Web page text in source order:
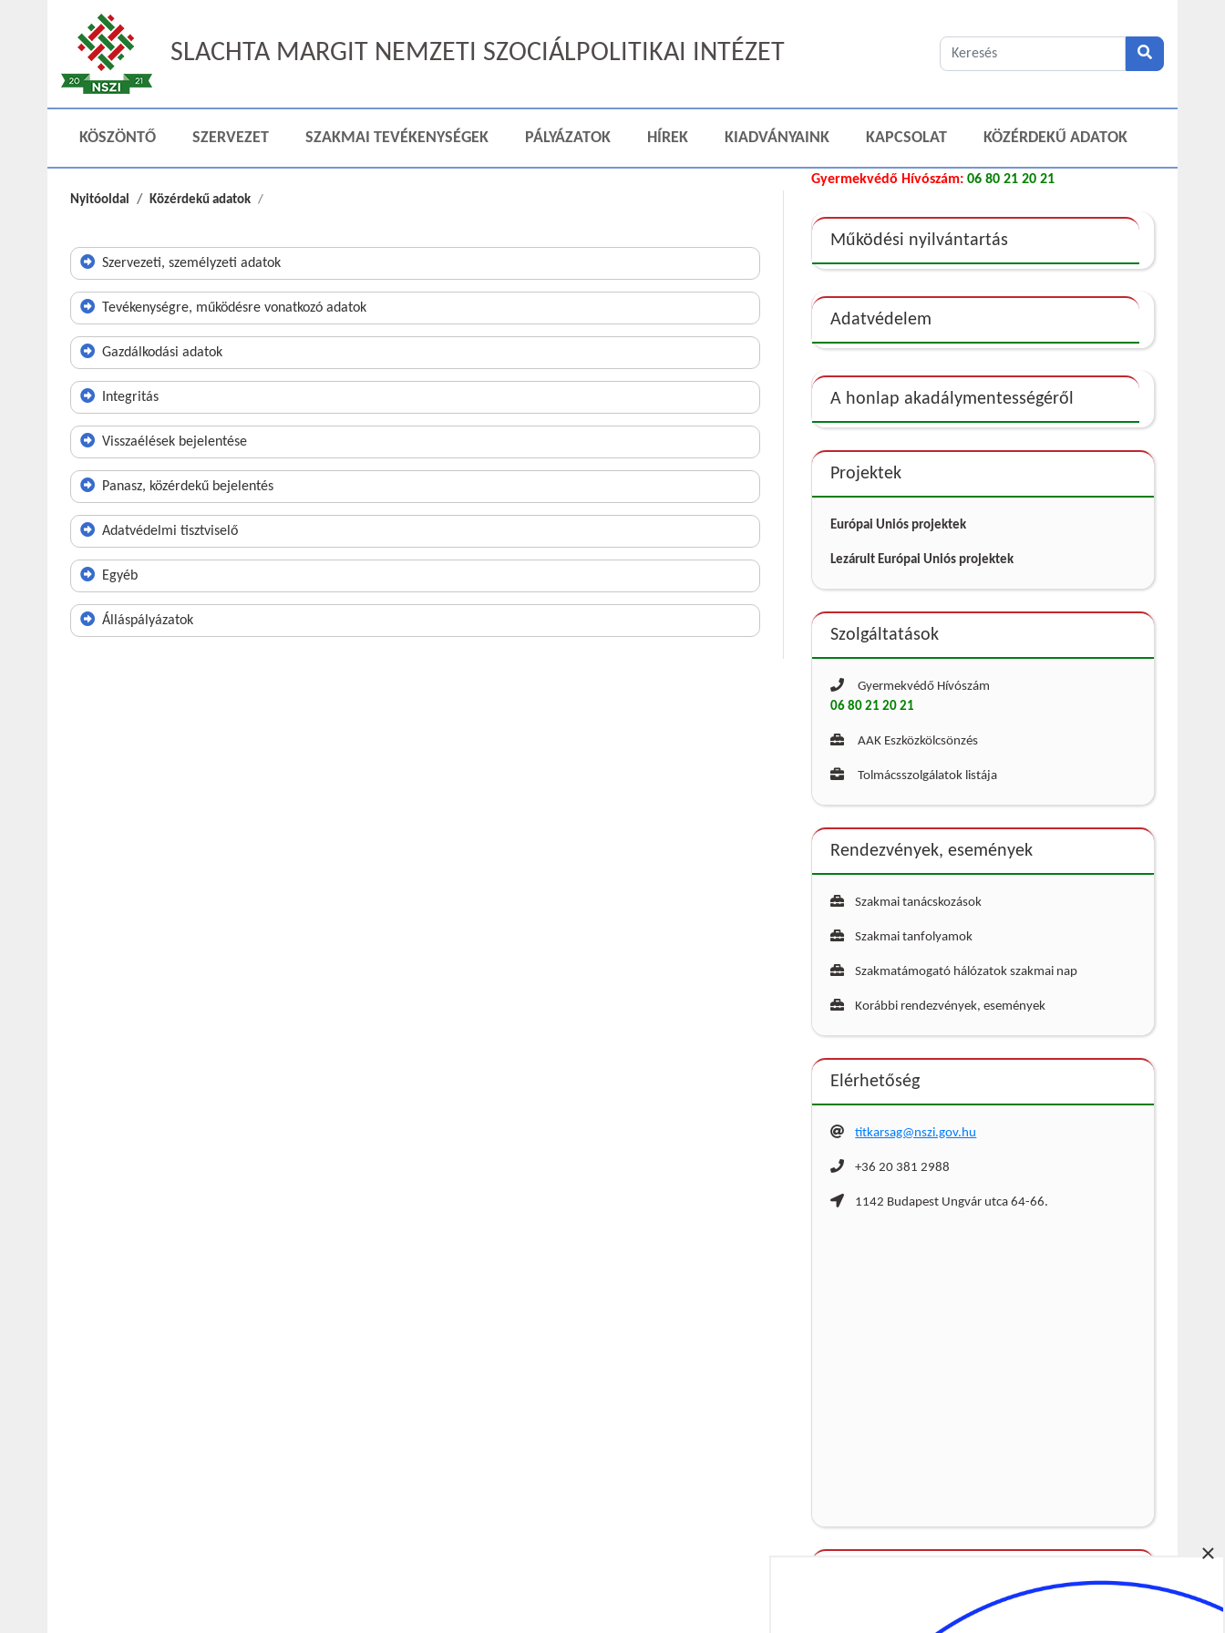
×
SLACHTA MARGIT NEMZETI SZOCIÁLPOLITIKAI INTÉZET
KÖSZÖNTŐ SZERVEZET SZAKMAI TEVÉKENYSÉGEK PÁLYÁZATOK HÍREK KIADVÁNYAINK KAPCSOLAT KÖZÉRDEKŰ ADATOK
Nyitóoldal Közérdekű adatok
Szervezeti, személyzeti adatok
Tevékenységre, működésre vonatkozó adatok
Gazdálkodási adatok
Integritás
Visszaélések bejelentése
Panasz, közérdekű bejelentés
Adatvédelmi tisztviselő
Egyéb
Álláspályázatok
Gyermekvédő Hívószám: 06 80 21 20 21
Működési nyilvántartás
Adatvédelem
A honlap akadálymentességéről
Projektek
Európai Uniós projektek
Lezárult Európai Uniós projektek
Szolgáltatások
Gyermekvédő Hívószám
06 80 21 20 21
AAK Eszközkölcsönzés
Tolmácsszolgálatok listája
Rendezvények, események
Szakmai tanácskozások
Szakmai tanfolyamok
Szakmatámogató hálózatok szakmai nap
Korábbi rendezvények, események
Elérhetőség
titkarsag@nszi.gov.hu
+36 20 381 2988
1142 Budapest Ungvár utca 64-66.